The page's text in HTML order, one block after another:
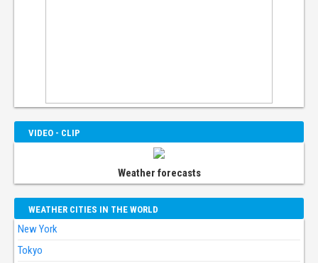
VIDEO - CLIP
Weather forecasts
WEATHER CITIES IN THE WORLD
New York
Tokyo